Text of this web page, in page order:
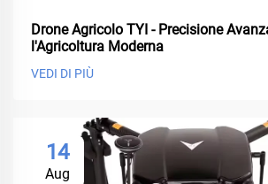
Drone Agricolo TYI - Precisione
l'Agricoltura Moderna
VEDI DI PIÙ
14
Aug